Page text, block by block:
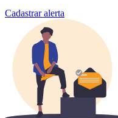
Cadastrar alerta